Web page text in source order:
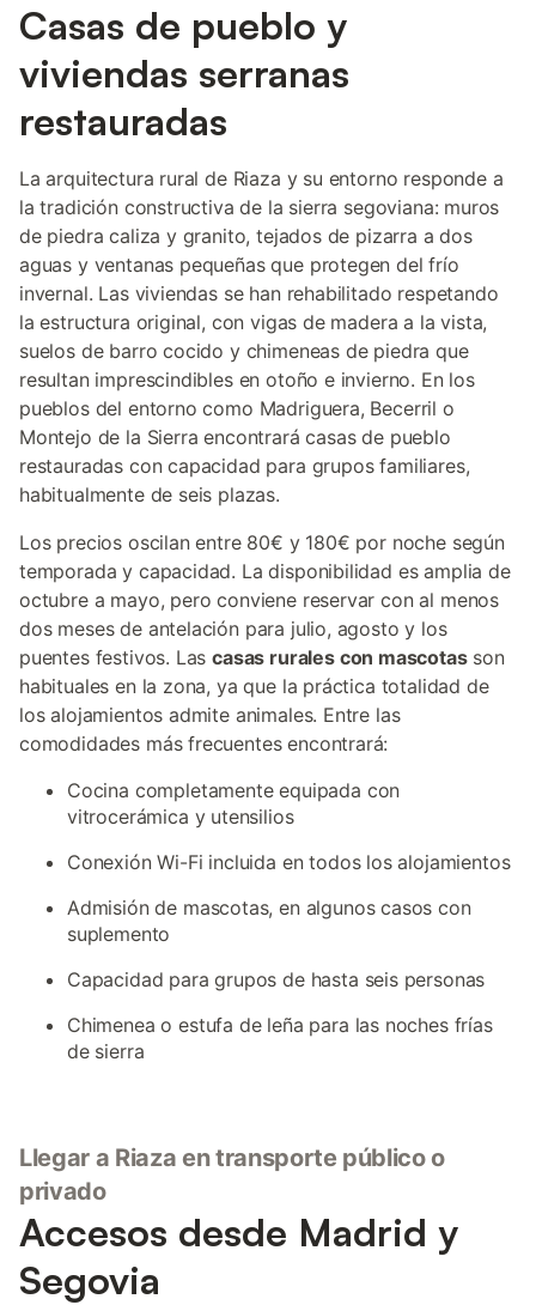
Casas de pueblo y
viviendas serranas
restauradas
La arquitectura rural de Riaza y su entorno responde a
la tradición constructiva de la sierra segoviana: muros
de piedra caliza y granito, tejados de pizarra a dos
aguas y ventanas pequeñas que protegen del frío
invernal. Las viviendas se han rehabilitado respetando
la estructura original, con vigas de madera a la vista,
suelos de barro cocido y chimeneas de piedra que
resultan imprescindibles en otoño e invierno. En los
pueblos del entorno como Madriguera, Becerril o
Montejo de la Sierra encontrará casas de pueblo
restauradas con capacidad para grupos familiares,
habitualmente de seis plazas.
Los precios oscilan entre 80€ y 180€ por noche según
temporada y capacidad. La disponibilidad es amplia de
octubre a mayo, pero conviene reservar con al menos
dos meses de antelación para julio, agosto y los
puentes festivos. Lascasas rurales con mascotasson
habituales en la zona, ya que la práctica totalidad de
los alojamientos admite animales. Entre las
comodidades más frecuentes encontrará:
Cocina completamente equipada con
vitrocerámica y utensilios
Conexión Wi-Fi incluida en todos los alojamientos
Admisión de mascotas, en algunos casos con
suplemento
Capacidad para grupos de hasta seis personas
Chimenea o estufa de leña para las noches frías
de sierra
Llegar a Riaza en transporte público o
privado
Accesos desde Madrid y
Segovia